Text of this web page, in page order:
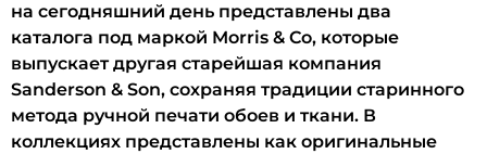
на сегодняшний день представлены два
каталога под маркой Morris & Co, которые
выпускает другая старейшая компания
Sanderson & Son, сохраняя традиции старинного
метода ручной печати обоев и ткани. В
коллекциях представлены как оригинальные